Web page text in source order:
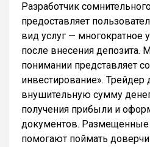
Разработчик
предоставляет
вид услуг — многократное
после внесения депозита.
понимании представляет
инвестирование». Трейдер
внушительную сумму
получения прибыли и
документов. Размещенные
помогают поймать